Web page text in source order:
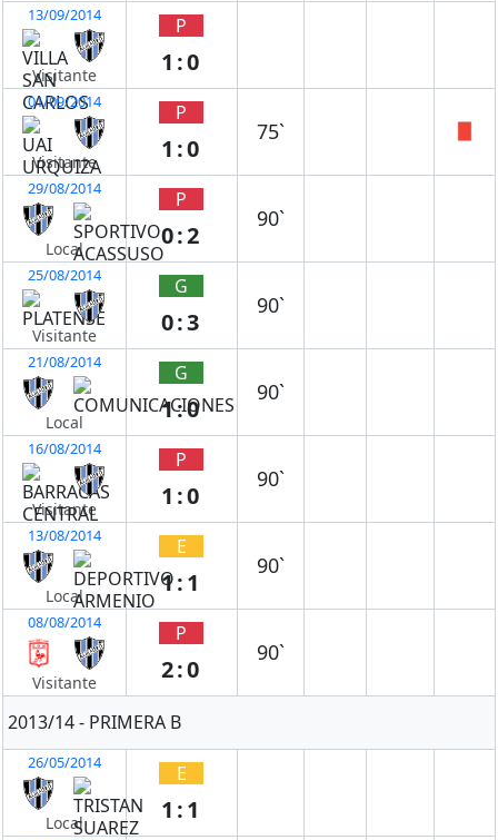
13/09/2014
Visitante
P
1:0
01/09/2014
Visitante
P
1:0
75`
29/08/2014
Local
P
0:2
90`
25/08/2014
Visitante
G
0:3
90`
21/08/2014
Local
G
1:0
90`
16/08/2014
Visitante
P
1:0
90`
13/08/2014
Local
E
1:1
90`
08/08/2014
Visitante
P
2:0
90`
2013/14 - PRIMERA B
26/05/2014
Local
E
1:1